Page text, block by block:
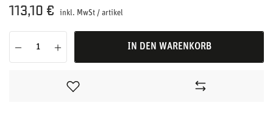
113,10 € inkl. MwSt / artikel
IN DEN WARENKORB